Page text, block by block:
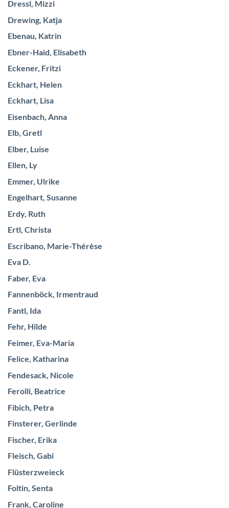
Dressl, Mizzi
Drewing, Katja
Ebenau, Katrin
Ebner-Haid, Elisabeth
Eckener, Fritzi
Eckhart, Helen
Eckhart, Lisa
Eisenbach, Anna
Elb, Gretl
Elber, Luise
Ellen, Ly
Emmer, Ulrike
Engelhart, Susanne
Erdy, Ruth
Ertl, Christa
Escribano, Marie-Thérèse
Eva D.
Faber, Eva
Fannenböck, Irmentraud
Fantl, Ida
Fehr, Hilde
Feimer, Eva-Maria
Felice, Katharina
Fendesack, Nicole
Ferolli, Beatrice
Fibich, Petra
Finsterer, Gerlinde
Fischer, Erika
Fleisch, Gabi
Flüsterzweieck
Foltin, Senta
Frank, Caroline